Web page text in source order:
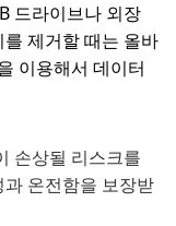
드라이브나 외장
제거할 때는 올바
이용해서 데이터
손상될 리스크를
온전함을 보장받